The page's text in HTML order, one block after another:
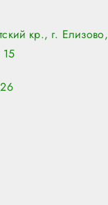
кр., г. Елизово,